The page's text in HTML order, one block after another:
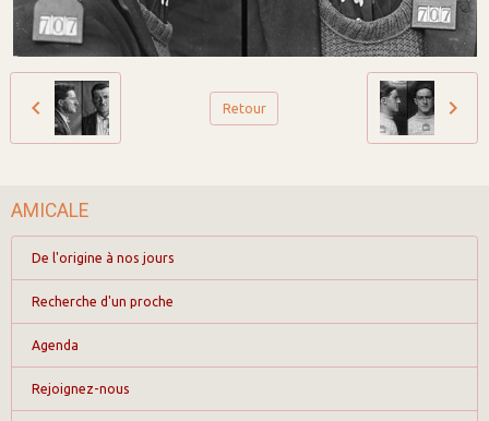
Retour
AMICALE
De l'origine à nos jours
Recherche d'un proche
Agenda
Rejoignez-nous